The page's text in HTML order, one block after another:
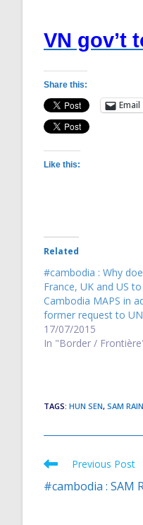
VN gov’t
Share this:
Email
Like this:
Related
#cambodia : Why
France, UK and US
Cambodia MAPS in
former request to
17/07/2015
In "Border /
TAGS: HUN SEN, SAM
Read
more
Previous Post
#cambodia : SAM